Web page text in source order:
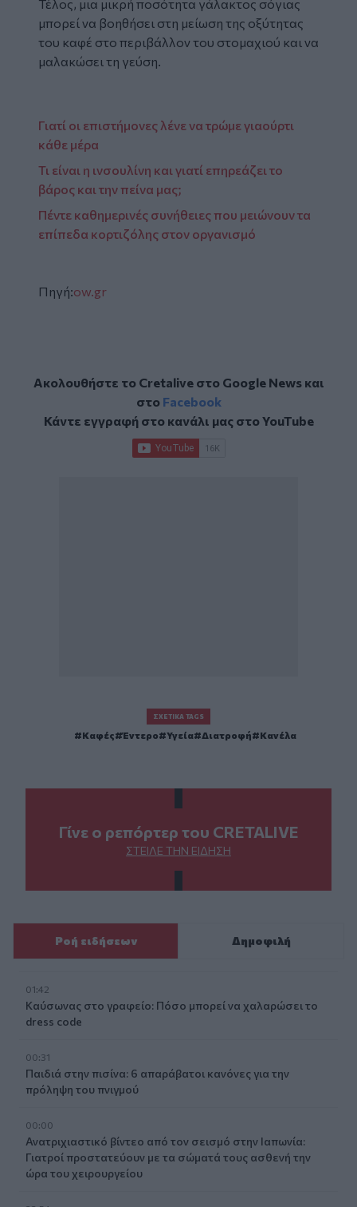
Τέλος, μια μικρή ποσότητα γάλακτος σόγιας
μπορεί να βοηθήσει στη μείωση της οξύτητας
του καφέ στο περιβάλλον του στομαχιού και να
μαλακώσει τη γεύση.
Γιατί οι επιστήμονες λένε να τρώμε γιαούρτι
κάθε μέρα
Τι είναι η ινσουλίνη και γιατί επηρεάζει το
βάρος και την πείνα μας;
Πέντε καθημερινές συνήθειες που μειώνουν τα
επίπεδα κορτιζόλης στον οργανισμό
Πηγή:ow.gr
Ακολουθήστε το Cretalive στο Google Newsκαι
στο Facebook
Κάντε εγγραφή στο κανάλι μας στοYouTube
ΣΧΕΤΙΚΆ TAGS
Καφές Έντερο Υγεία Διατροφή Κανέλα
Γίνε ο ρεπόρτερ του CRETALIVE
ΣΤΕΊΛΕ ΤΗΝ ΕΊΔΗΣΗ
Ροή ειδήσεων Δημοφιλή
01:42
Καύσωνας στο γραφείο: Πόσο μπορεί να χαλαρώσει το
dress code
00:31
Παιδιά στην πισίνα: 6 απαράβατοι κανόνες για την
πρόληψη του πνιγμού
00:00
Ανατριχιαστικό βίντεο από τον σεισμό στην Ιαπωνία:
Γιατροί προστατεύουν με τα σώματά τους ασθενή την
ώρα του χειρουργείου